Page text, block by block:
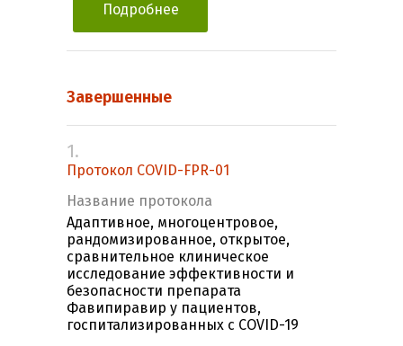
Подробнее
Завершенные
1.
Протокол COVID-FPR-01
Название протокола
Адаптивное, многоцентровое,
рандомизированное, открытое,
сравнительное клиническое
исследование эффективности и
безопасности препарата
Фавипиравир у пациентов,
госпитализированных с COVID-19